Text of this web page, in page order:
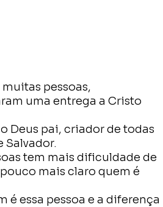
pessoas,
uma entrega a Cristo
Deus pai, criador de todas
Salvador.
tem mais dificuldade de
mais claro quem é
essa pessoa e a diferença